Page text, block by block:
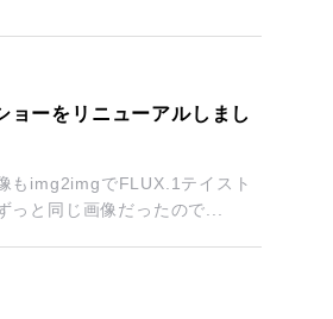
ョーをリニューアルしまし
もimg2imgでFLUX.1テイスト
っと同じ画像だったので...